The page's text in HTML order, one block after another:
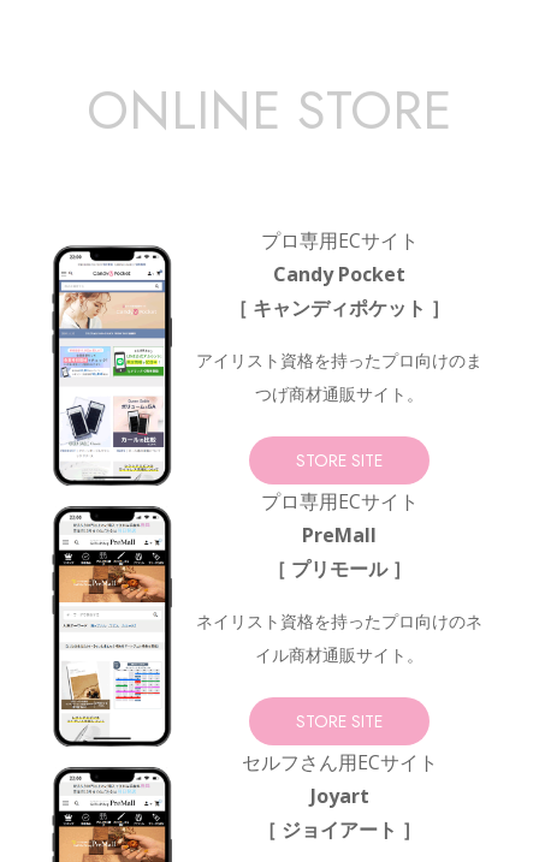
ONLINE STORE
プロ専用ECサイト
Candy Pocket
［ キャンディポケット ］
アイリスト資格を持ったプロ向けのま
つげ商材通販サイト。
STORE SITE
プロ専用ECサイト
PreMall
［ プリモール ］
ネイリスト資格を持ったプロ向けのネ
イル商材通販サイト。
STORE SITE
セルフさん用ECサイト
Joyart
［ ジョイアート ］